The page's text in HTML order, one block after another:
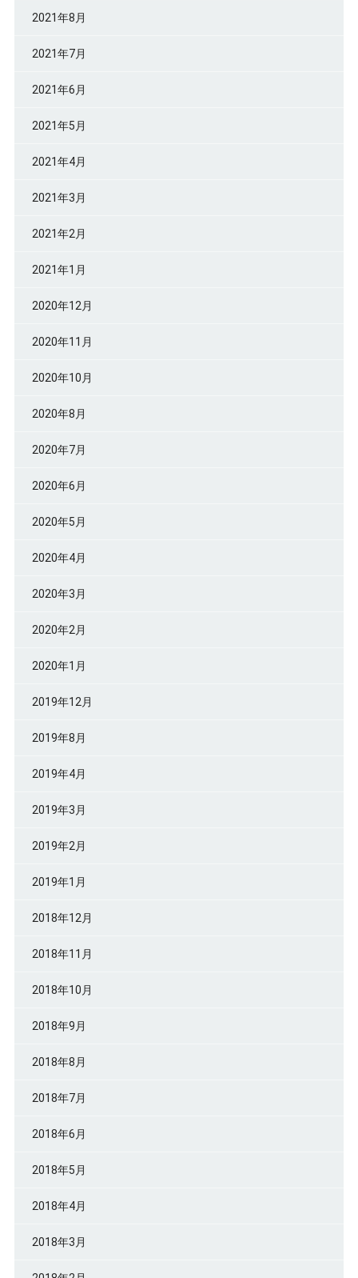
2021年8月
2021年7月
2021年6月
2021年5月
2021年4月
2021年3月
2021年2月
2021年1月
2020年12月
2020年11月
2020年10月
2020年8月
2020年7月
2020年6月
2020年5月
2020年4月
2020年3月
2020年2月
2020年1月
2019年12月
2019年8月
2019年4月
2019年3月
2019年2月
2019年1月
2018年12月
2018年11月
2018年10月
2018年9月
2018年8月
2018年7月
2018年6月
2018年5月
2018年4月
2018年3月